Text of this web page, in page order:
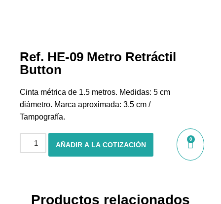
0
Ref. HE-09 Metro Retráctil
Button
Cinta métrica de 1.5 metros. Medidas: 5 cm
diámetro. Marca aproximada: 3.5 cm /
Tampografía.
AÑADIR A LA COTIZACIÓN
Productos relacionados